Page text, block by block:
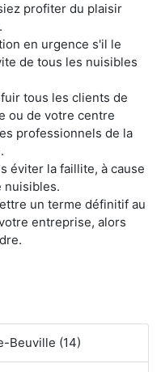
profiter du plaisir
en urgence s'il le
de tous les nuisibles
tous les clients de
ou de votre centre
professionnels de la
éviter la faillite, à cause
nuisibles.
un terme définitif au
entreprise, alors
Beuville (14)